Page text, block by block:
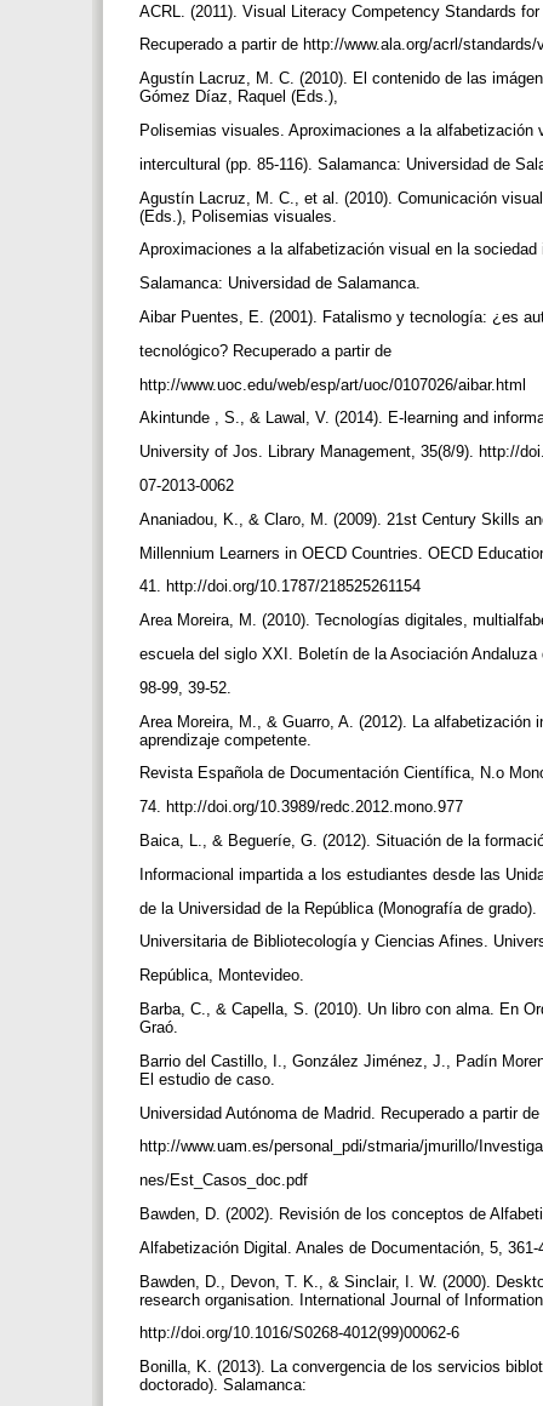
ACRL. (2011). Visual Literacy Competency Standards
Recuperado a partir de http://www.ala.org/acrl/
Agustín Lacruz, M. C. (2010). El contenido de las
Gómez Díaz, Raquel (Eds.),
Polisemias visuales. Aproximaciones a la
intercultural (pp. 85-116). Salamanca: Universidad de
Agustín Lacruz, M. C., et al. (2010). Comunicación
(Eds.), Polisemias visuales.
Aproximaciones a la alfabetización visual en la
Salamanca: Universidad de Salamanca.
Aibar Puentes, E. (2001). Fatalismo y tecnología: ¿es
tecnológico? Recuperado a partir de
http://www.uoc.edu/web/esp/art/uoc/0107026/aibar.html
Akintunde , S., & Lawal, V. (2014). E-learning and
University of Jos. Library Management, 35(8/9). http://
07-2013-0062
Ananiadou, K., & Claro, M. (2009). 21st Century Skills
Millennium Learners in OECD Countries. OECD
41. http://doi.org/10.1787/218525261154
Area Moreira, M. (2010). Tecnologías digitales,
escuela del siglo XXI. Boletín de la Asociación
98-99, 39-52.
Area Moreira, M., & Guarro, A. (2012). La
aprendizaje competente.
Revista Española de Documentación Científica, N.o
74. http://doi.org/10.3989/redc.2012.mono.977
Baica, L., & Begueríe, G. (2012). Situación de la
Informacional impartida a los estudiantes desde las
de la Universidad de la República (Monografía de
Universitaria de Bibliotecología y Ciencias Afines.
República, Montevideo.
Barba, C., & Capella, S. (2010). Un libro con alma. En
Graó.
Barrio del Castillo, I., González Jiménez, J., Padín
El estudio de caso.
Universidad Autónoma de Madrid. Recuperado a partir de
http://www.uam.es/personal_pdi/stmaria/jmurillo/
nes/Est_Casos_doc.pdf
Bawden, D. (2002). Revisión de los conceptos de
Alfabetización Digital. Anales de Documentación, 5,
Bawden, D., Devon, T. K., & Sinclair, I. W. (2000).
research organisation. International Journal of
http://doi.org/10.1016/S0268-4012(99)00062-6
Bonilla, K. (2013). La convergencia de los servicios
doctorado). Salamanca: